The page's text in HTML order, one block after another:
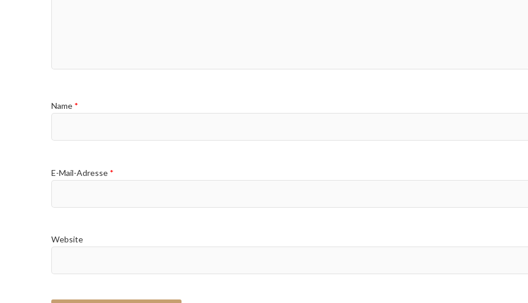
Name *
E-Mail-Adresse *
Website